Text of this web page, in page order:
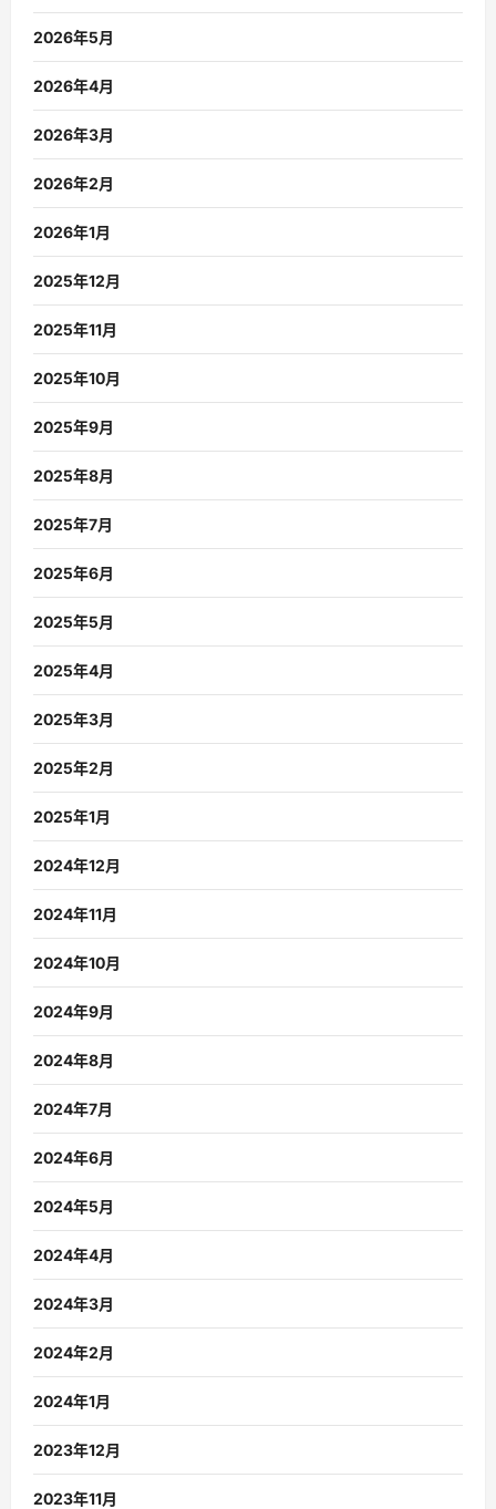
2026年5月
2026年4月
2026年3月
2026年2月
2026年1月
2025年12月
2025年11月
2025年10月
2025年9月
2025年8月
2025年7月
2025年6月
2025年5月
2025年4月
2025年3月
2025年2月
2025年1月
2024年12月
2024年11月
2024年10月
2024年9月
2024年8月
2024年7月
2024年6月
2024年5月
2024年4月
2024年3月
2024年2月
2024年1月
2023年12月
2023年11月